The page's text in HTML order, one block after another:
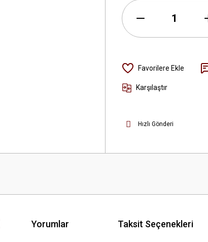
Karşılaştır
Hızlı Gönderi
Yorumlar Taksit Seçenekleri